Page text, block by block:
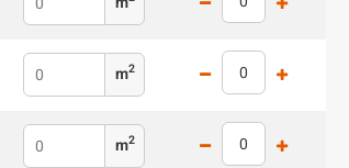
m2
m2